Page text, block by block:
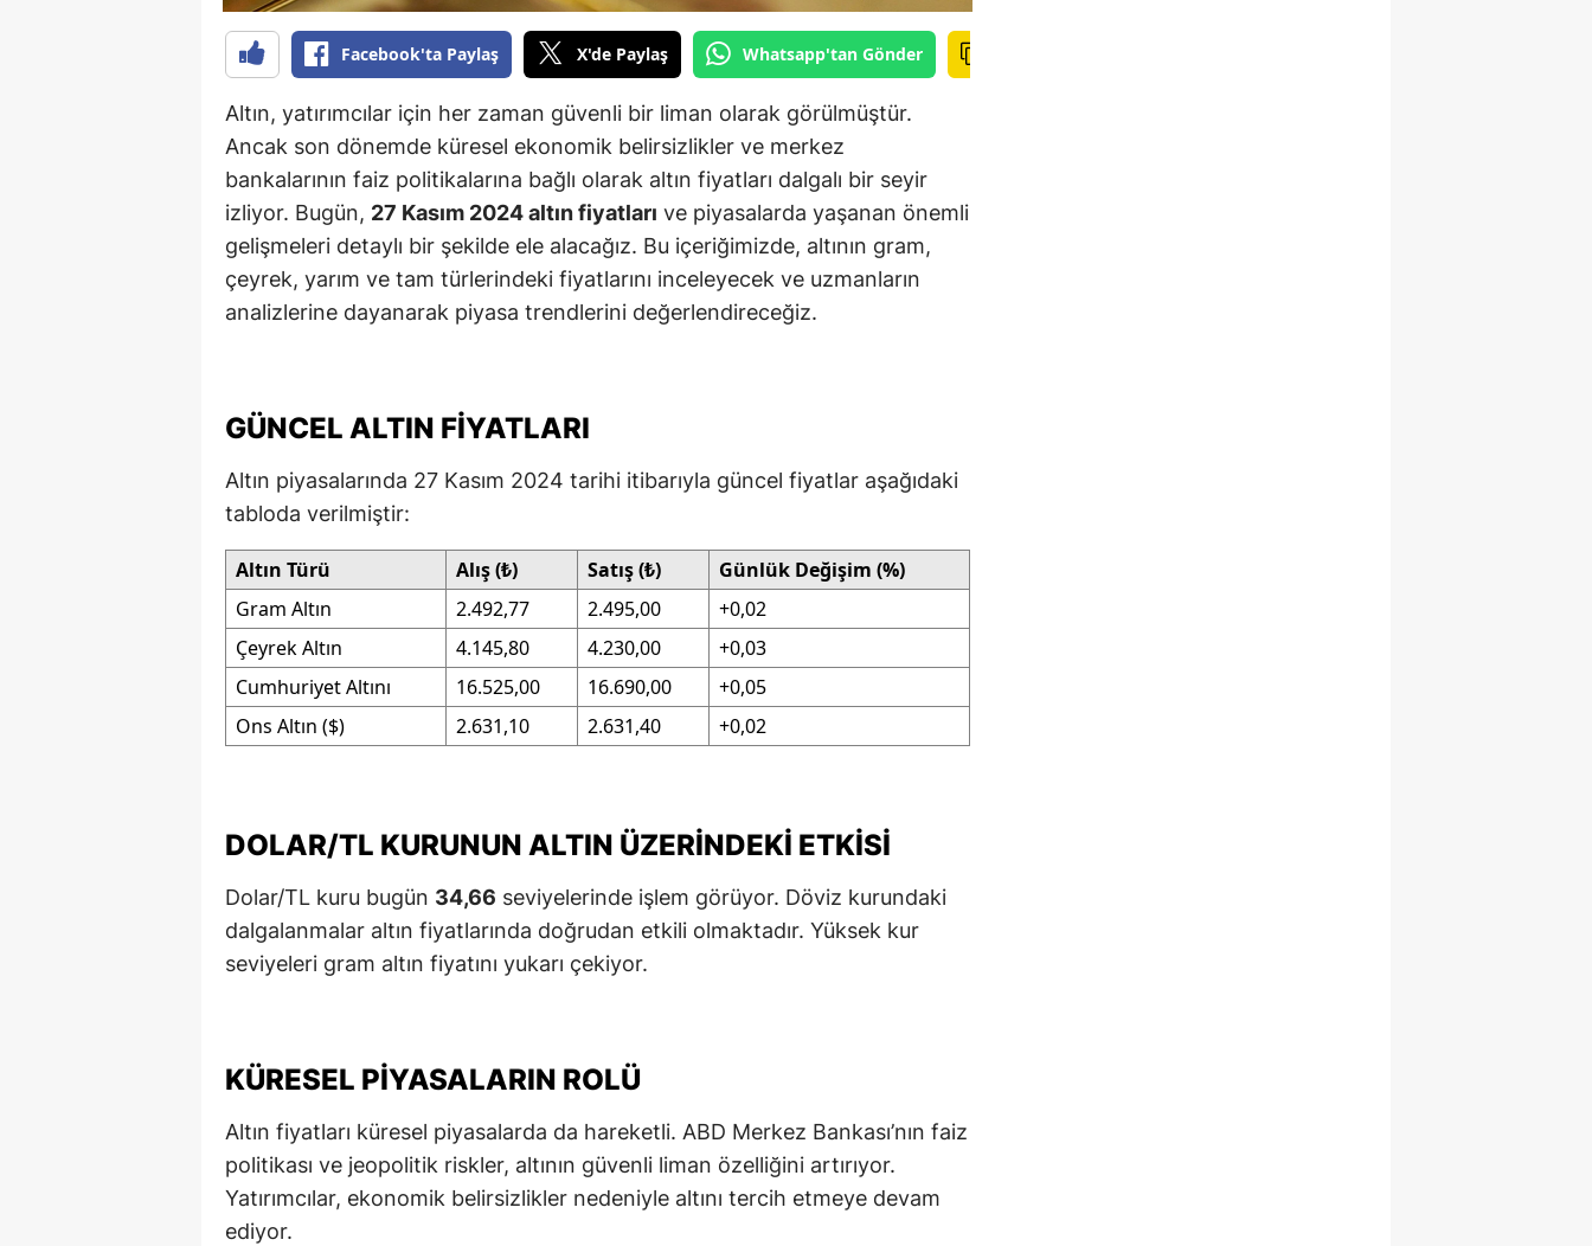
Çanakkale
Çankırı
Çorum
Denizli
Diyarbakır
Edirne
Elazığ
Erzurum
Eskişehir
Giresun
Gümüşhane
Hakkari
Hatay
İstanbul
İzmir
Kars
Kırşehir
Kocaeli
Facebook'ta Paylaş X'de Paylaş Whatsapp'tan Gönder
Altın, yatırımcılar için her zaman güvenli bir liman olarak görülmüştür.
Ancak son dönemde küresel ekonomik belirsizlikler ve merkez
bankalarının faiz politikalarına bağlı olarak altın fiyatları dalgalı bir seyir
izliyor. Bugün, 27 Kasım 2024 altın fiyatları ve piyasalarda yaşanan önemli
gelişmeleri detaylı bir şekilde ele alacağız. Bu içeriğimizde, altının gram,
çeyrek, yarım ve tam türlerindeki fiyatlarını inceleyecek ve uzmanların
analizlerine dayanarak piyasa trendlerini değerlendireceğiz.
GÜNCEL ALTIN FIYATLARI
Altın piyasalarında 27 Kasım 2024 tarihi itibarıyla güncel fiyatlar aşağıdaki
tabloda verilmiştir:
Altın Türü Alış (₺) Satış (₺)
Günlük Değişim (%)
Gram Altın
2.492,77 2.495,00
+0,02
Çeyrek Altın
4.145,80 4.230,00
+0,03
Cumhuriyet Altını
16.525,00 16.690,00
+0,05
Ons Altın ($)
2.631,10 2.631,40 +0,02
DOLAR/TL KURUNUN ALTIN ÜZERINDEKI ETKISI
Dolar/TL kuru bugün 34,66 seviyelerinde işlem görüyor. Döviz kurundaki
dalgalanmalar altın fiyatlarında doğrudan etkili olmaktadır. Yüksek kur
seviyeleri gram altın fiyatını yukarı çekiyor.
KÜRESEL PIYASALARIN ROLÜ
Altın fiyatları küresel piyasalarda da hareketli. ABD Merkez Bankası’nın faiz
politikası ve jeopolitik riskler, altının güvenli liman özelliğini artırıyor.
Yatırımcılar, ekonomik belirsizlikler nedeniyle altını tercih etmeye devam
ediyor.